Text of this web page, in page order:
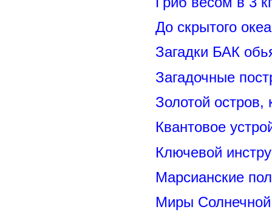
До скрытого
Загадки БАК
Загадочные
Золотой остров,
Квантовое
Ключевой
Марсианские
Миры